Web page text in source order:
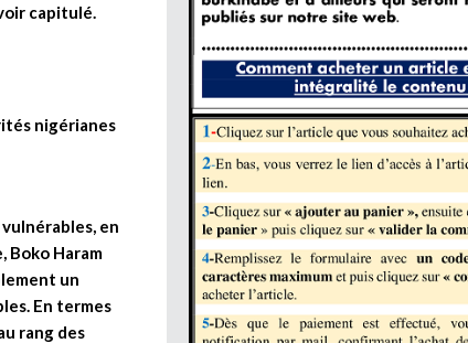
capitulé.
nigérianes
en
Boko Haram
un
En termes
rang des